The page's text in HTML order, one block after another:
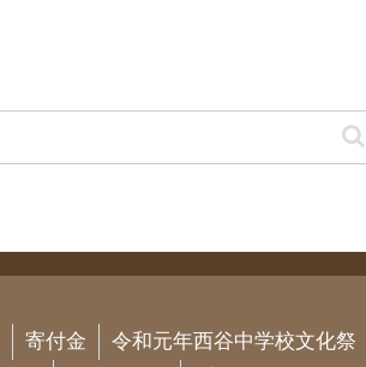
寄付金 令和元年西谷中学校文化祭